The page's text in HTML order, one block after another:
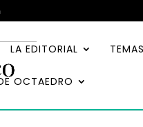
LA EDITORIAL TEMAS
OCTAEDRO